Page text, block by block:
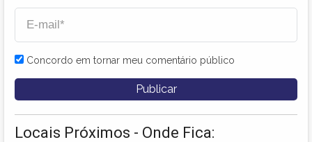
Concordo em tornar meu comentário público
Locais Próximos - Onde Fica: